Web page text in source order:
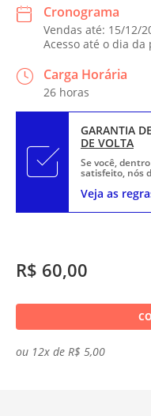
R$ 60,00
ou 12x de R$ 5,00
Cronograma
Vendas até: 15/12/
Acesso até o dia da
Carga Horária
26 horas
GARANTIA
DE VOLTA
Se você,
satisfeito, nós
Veja as